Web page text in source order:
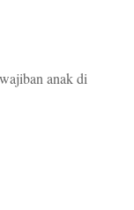
sakit
anak di